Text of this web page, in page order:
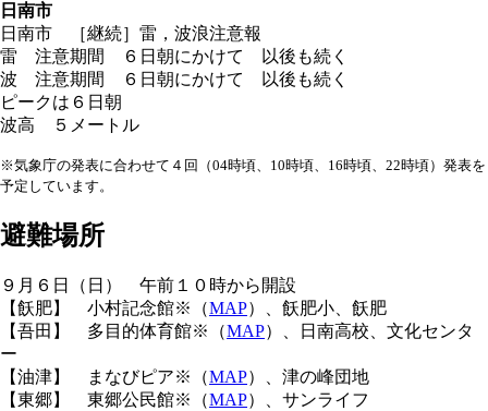
日南市
日南市 ［継続］ 雷，波浪注意報
雷 注意期間 ６日朝にかけて 以後も続く
波 注意期間 ６日朝にかけて 以後も続く
ピークは６日朝
波高 ５メートル
※気象庁の発表に合わせて４回（04時頃、10時頃、16時頃、22時頃）発表を
予定しています。
避難場所
９月６日（日） 午前１０時から開設
【飫肥】 小村記念館※（MAP）、飫肥小、飫肥
【吾田】 多目的体育館※（MAP）、日南高校、文化センタ
ー
【油津】 まなびピア※（MAP）、津の峰団地
【東郷】 東郷公民館※（MAP）、サンライフ